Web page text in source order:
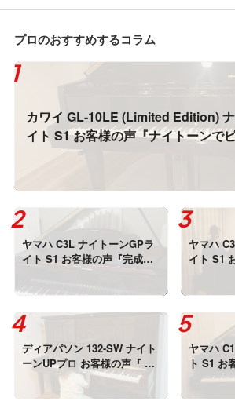
プロのおすすめするコラム
カワイ GL-10LE (Limited Edition)
イト S1 お客様の声『ナイトーンで
活、感無量です！！』
ヤマハ C3L ナイトーンGPラ
イト S1 お客様の声『完成し
た音を聞いて涙が。。』
ヤマハ
イト S1
ディアパソン 132-SW ナイト
ーンUPプロ お客様の声『 TV
の音よりも小さい音で鳴るよ
うになった♪』
ヤマハ
ト S1 お
ンはピ